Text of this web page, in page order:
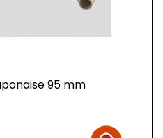
95 mm